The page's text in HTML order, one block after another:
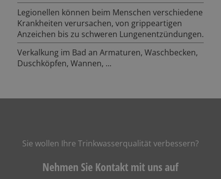
Legionellen können beim Menschen verschiedene
Krankheiten verursachen, von grippeartigen
Anzeichen bis zu schweren Lungenentzündungen.
Verkalkung im Bad an Armaturen, Waschbecken,
Duschköpfen, Wannen, ...
Sie wollen Ihre Trinkwasserqualität verbessern?
Nehmen Sie Kontakt mit uns auf